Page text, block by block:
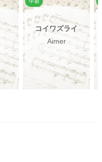
コイワズライ
Aimer